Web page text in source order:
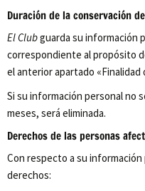
Duración de la conservación
El Clubguarda su información
correspondiente al propósito
el anterior apartado
Si su información personal no
meses, será eliminada.
Derechos de las personas
Con respecto a su
derechos: